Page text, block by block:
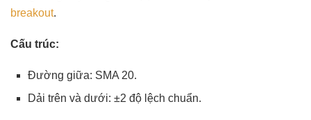
breakout.
Cấu trúc:
Đường giữa: SMA 20.
Dải trên và dưới: ±2 độ lệch chuẩn.